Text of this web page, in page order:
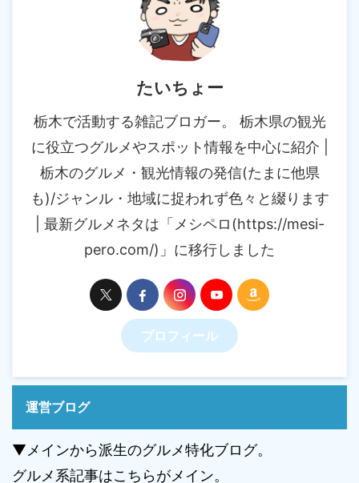
たいちょー
栃木で活動する雑記ブロガー。 栃木県の観光
に役立つグルメやスポット情報を中心に紹介 |
栃木のグルメ・観光情報の発信(たまに他県
も)/ジャンル・地域に捉われず色々と綴ります
| 最新グルメネタは「メシペロ(https://mesi-
pero.com/)」に移行しました
プロフィール
運営ブログ
▼メインから派生のグルメ特化ブログ。
グルメ系記事はこちらがメイン。